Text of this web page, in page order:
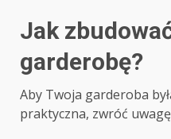
Jak
garderobę?
Aby Twoja garderoba
praktyczna, zwróć